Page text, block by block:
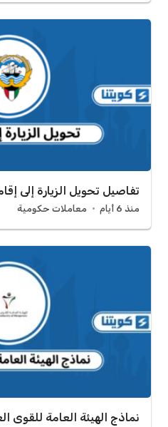
تفاصيل تحويل الزيارة إلى
منذ 6 أيام معاملات حكومية
نماذج الهيئة العامة للقوى